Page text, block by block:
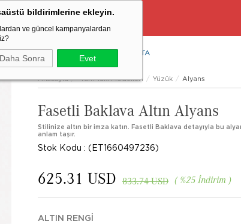
bildirimlerine ekleyin.
ve güncel kampanyalardan
Daha Sonra Evet
Gün Kargo Fırsatı
RENKLİ TAŞLAR PIRLANTA
Anasayfa Tüm Takı Modelleri Yüzük Alyans
Fasetli Baklava Altın Alyans
Stilinize altın bir imza katın. Fasetli Baklava detayıyla bu
anlam taşır.
Stok Kodu (ET1660497236)
%25 İndirim
833.74 USD
625.31 USD
ALTIN RENGI